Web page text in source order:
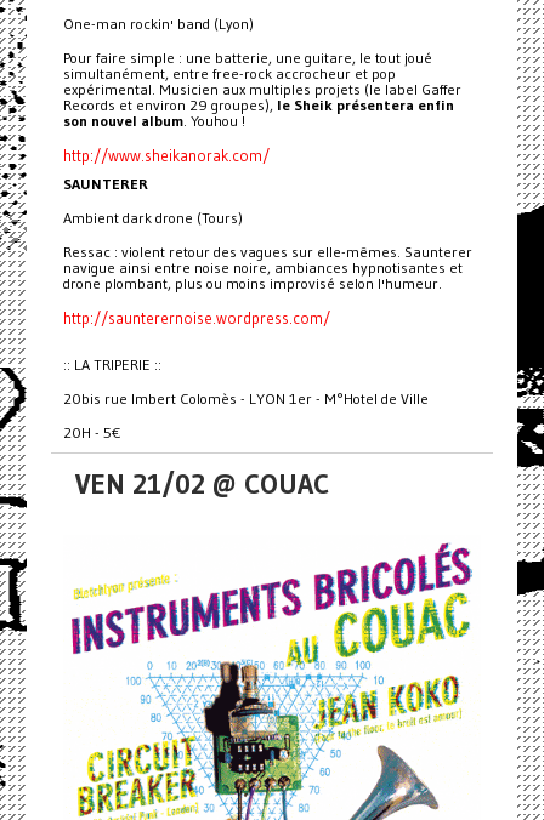
One-man rockin' band (Lyon)
Pour faire simple : une batterie, une guitare, le tout joué
simultanément, entre free-rock accrocheur et pop
expérimental. Musicien aux multiples projets (le label Gaffer
Records et environ 29 groupes), le Sheik présentera enfin
son nouvel album. Youhou !
http://www.sheikanorak.com/
SAUNTERER
Ambient dark drone (Tours)
Ressac : violent retour des vagues sur elle-mêmes. Saunterer
navigue ainsi entre noise noire, ambiances hypnotisantes et
drone plombant, plus ou moins improvisé selon l'humeur.
http://saunterernoise.wordpress.com/
:: LA TRIPERIE ::
20bis rue Imbert Colomès - LYON 1er - M°Hotel de Ville
20H - 5€
VEN 21/02 @ COUAC